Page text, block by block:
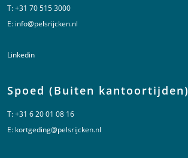
T:+31 70 515 3000
E: info@pelsrijcken.nl
Linkedin
Spoed (Buiten kantoortijden)
T:+31 6 20 01 08 16
E: kortgeding@pelsrijcken.nl